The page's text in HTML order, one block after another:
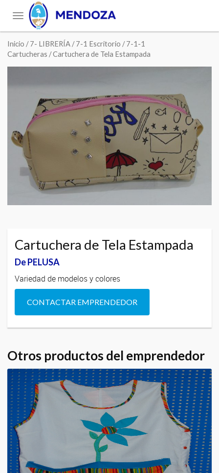
Toggle
navigation
Inicio /7- LIBRERÍA /7-1 Escritorio /7-1-1
Cartucheras / Cartuchera de Tela Estampada
Cartuchera de Tela Estampada
De PELUSA
Variedad de modelos y colores
CONTACTAR EMPRENDEDOR
Otros productos del emprendedor